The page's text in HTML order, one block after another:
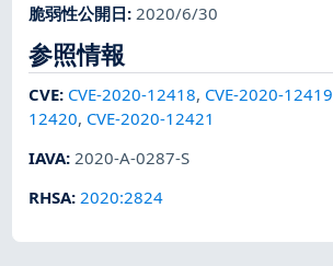
脆弱性公開日: 2020/6/30
参照情報
CVE: CVE-2020-12418, CVE-2020-12419
12420, CVE-2020-12421
IAVA: 2020-A-0287-S
RHSA:2020:2824